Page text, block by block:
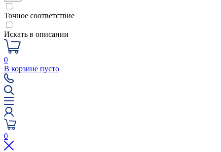
Точное соответствие
Искать в описании
0
В корзине пусто
0